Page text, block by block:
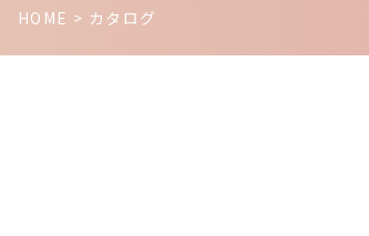
HOME > カタログ